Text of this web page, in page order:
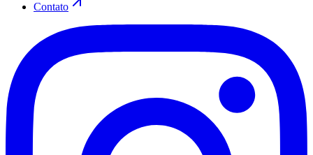
Contato